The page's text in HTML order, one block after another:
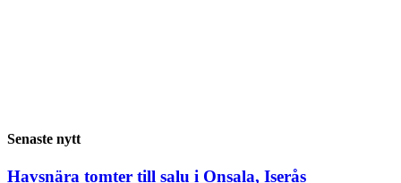
Senaste nytt
Havsnära tomter till salu i Onsala, Iserås